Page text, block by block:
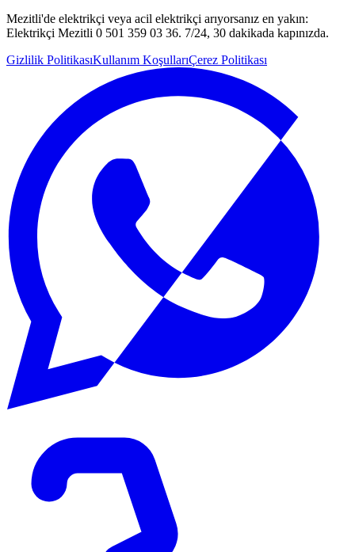
Mezitli'de elektrikçi veya acil elektrikçi arıyorsanız en yakın:
Elektrikçi Mezitli 0 501 359 03 36. 7/24, 30 dakikada kapınızda.
Gizlilik PolitikasıKullanım KoşullarıÇerez Politikası